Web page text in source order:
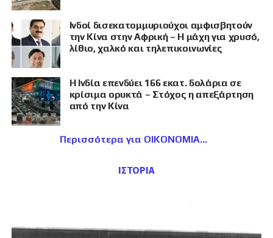
Ινδοί δισεκατομμυριούχοι αμφισβητούν
την Κίνα στην Αφρική – Η μάχη για χρυσό,
λίθιο, χαλκό και τηλεπικοινωνίες
Η Ινδία επενδύει 166 εκατ. δολάρια σε
κρίσιμα ορυκτά – Στόχος η απεξάρτηση
από την Κίνα
Περισσότερα για ΟΙΚΟΝΟΜΙΑ
ΙΣΤΟΡΙΑ